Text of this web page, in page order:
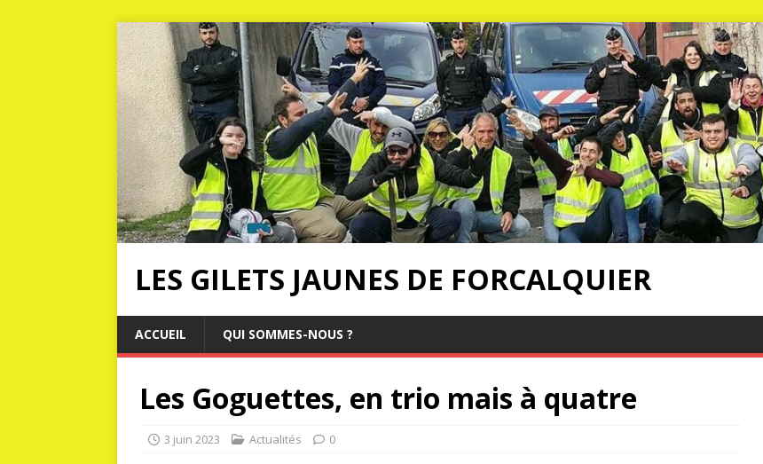
LES GILETS JAUNES DE FORCALQUIER
ACCUEIL QUI SOMMES-NOUS ?
Les Goguettes, en trio mais à quatre
3 juin 2023 Actualités 0